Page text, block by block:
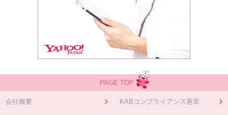
e
PAGE TOP
会社概要 KABコンプライアンス憲章